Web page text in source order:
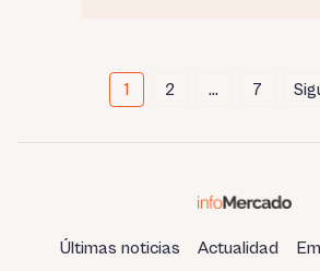
1 2 … 7
Últimas noticias Actualidad